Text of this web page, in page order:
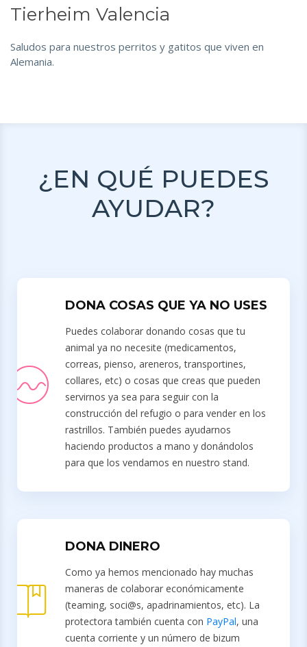
Tierheim Valencia
Saludos para nuestros perritos y gatitos que viven en
Alemania.
¿EN QUÉ PUEDES
AYUDAR?
DONA COSAS QUE YA NO USES
Puedes colaborar donando cosas que tu
animal ya no necesite (medicamentos,
correas, pienso, areneros, transportines,
collares, etc) o cosas que creas que pueden
servirnos ya sea para seguir con la
construcción del refugio o para vender en los
rastrillos. También puedes ayudarnos
haciendo productos a mano y donándolos
para que los vendamos en nuestro stand.
DONA DINERO
Como ya hemos mencionado hay muchas
maneras de colaborar económicamente
(teaming, soci@s, apadrinamientos, etc). La
protectora también cuenta con PayPal, una
cuenta corriente y un número de bizum